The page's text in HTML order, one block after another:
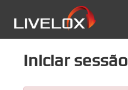
Iniciar sessão